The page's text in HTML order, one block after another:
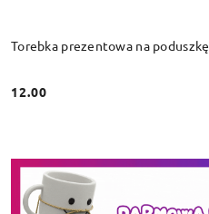
Torebka prezentowa na poduszkę
Cena:
12.00